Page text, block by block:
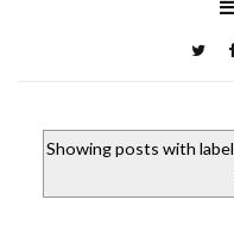
Showing posts with label